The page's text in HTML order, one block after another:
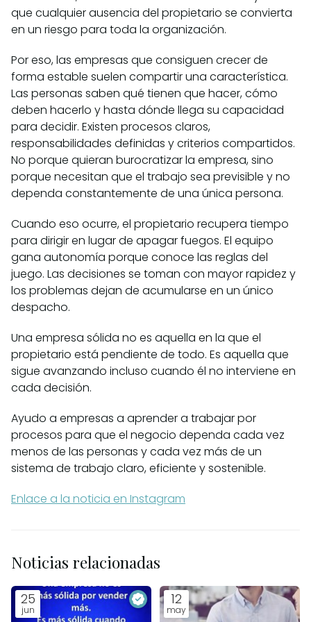
que cualquier ausencia del propietario se convierta
en un riesgo para toda la organización.
Por eso, las empresas que consiguen crecer de
forma estable suelen compartir una característica.
Las personas saben qué tienen que hacer, cómo
deben hacerlo y hasta dónde llega su capacidad
para decidir. Existen procesos claros,
responsabilidades definidas y criterios compartidos.
No porque quieran burocratizar la empresa, sino
porque necesitan que el trabajo sea previsible y no
dependa constantemente de una única persona.
Cuando eso ocurre, el propietario recupera tiempo
para dirigir en lugar de apagar fuegos. El equipo
gana autonomía porque conoce las reglas del
juego. Las decisiones se toman con mayor rapidez y
los problemas dejan de acumularse en un único
despacho.
Una empresa sólida no es aquella en la que el
propietario está pendiente de todo. Es aquella que
sigue avanzando incluso cuando él no interviene en
cada decisión.
Ayudo a empresas a aprender a trabajar por
procesos para que el negocio dependa cada vez
menos de las personas y cada vez más de un
sistema de trabajo claro, eficiente y sostenible.
Enlace a la noticia en Instagram
Noticias relacionadas
25
jun
12
may